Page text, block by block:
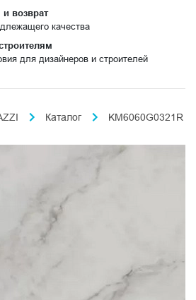
возврат
качества
для дизайнеров и строителей
Каталог KM6060G0321R